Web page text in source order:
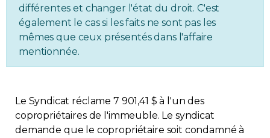
Environnement
Rabais APQ
Médias
différentes et changer l'état du droit. C'est
également le cas si les faits ne sont pas les
mêmes que ceux présentés dans l'affaire
mentionnée.
Le Syndicat réclame 7 901,41 $ à l'un des
copropriétaires de l'immeuble. Le syndicat
demande que le copropriétaire soit condamné à